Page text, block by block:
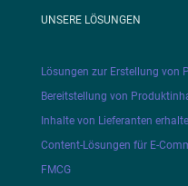
UNSERE LÖSUNGEN
Lösungen zur Erstellung von
Bereitstellung von
Inhalte von Lieferanten
Content-Lösungen für E-
FMCG